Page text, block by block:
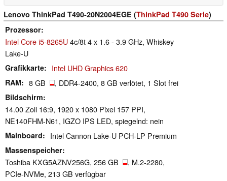
Lenovo ThinkPad T490-20N2004EGE (ThinkPad T490 Serie)
Prozessor
Intel Core i5-8265U4c/8t 4 x 1.6 - 3.9 GHz, Whiskey
Lake-U
Grafikkarte Intel UHD Graphics 620
RAM 8 GB , DDR4-2400, 8 GB verlötet, 1 Slot frei
Bildschirm
14.00 Zoll 16:9, 1920 x 1080 Pixel 157 PPI,
NE140FHM-N61, IGZO IPS LED, spiegelnd: nein
Mainboard Intel Cannon Lake-U PCH-LP Premium
Massenspeicher
Toshiba KXG5AZNV256G, 256 GB
, M.2-2280,
PCIe-NVMe, 213 GB verfügbar